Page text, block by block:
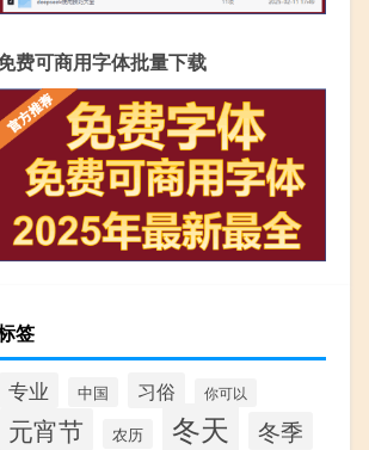
费可商用字体批量下载
签
专业 中国 习俗 你可以
元宵节 农历 冬天 冬季